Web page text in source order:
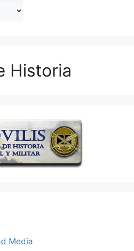
Historia
Media